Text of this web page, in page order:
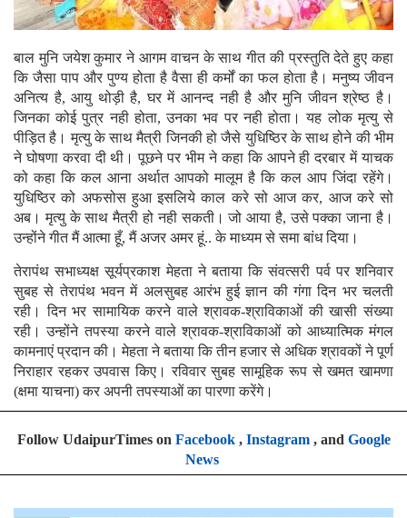
बाल मुनि जयेश कुमार ने आगम वाचन के साथ गीत की प्रस्तुति देते हुए कहा
कि जैसा पाप और पुण्य होता है वैसा ही कर्मों का फल होता है। मनुष्य जीवन
अनित्य है, आयु थोड़ी है, घर में आनन्द नही है और मुनि जीवन श्रेष्ठ है।
जिनका कोई पुत्र नही होता, उनका भव पर नही होता। यह लोक मृत्यु से
पीड़ित है। मृत्यु के साथ मैत्री जिनकी हो जैसे युधिष्ठिर के साथ होने की भीम
ने घोषणा करवा दी थी। पूछने पर भीम ने कहा कि आपने ही दरबार में याचक
को कहा कि कल आना अर्थात आपको मालूम है कि कल आप जिंदा रहेंगे।
युधिष्ठिर को अफसोस हुआ इसलिये काल करे सो आज कर, आज करे सो
अब। मृत्यु के साथ मैत्री हो नही सकती। जो आया है, उसे पक्का जाना है।
उन्होंने गीत मैं आत्मा हूँ, मैं अजर अमर हूं.. के माध्यम से समा बांध दिया।
तेरापंथ सभाध्यक्ष सूर्यप्रकाश मेहता ने बताया कि संवत्सरी पर्व पर शनिवार
सुबह से तेरापंथ भवन में अलसुबह आरंभ हुई ज्ञान की गंगा दिन भर चलती
रही। दिन भर सामायिक करने वाले श्रावक-श्राविकाओं की खासी संख्या
रही। उन्होंने तपस्या करने वाले श्रावक-श्राविकाओं को आध्यात्मिक मंगल
कामनाएं प्रदान की। मेहता ने बताया कि तीन हजार से अधिक श्रावकों ने पूर्ण
निराहार रहकर उपवास किए। रविवार सुबह सामूहिक रूप से खमत खामणा
(क्षमा याचना) कर अपनी तपस्याओं का पारणा करेंगे।
Follow UdaipurTimes on Facebook, Instagram, and Google
News